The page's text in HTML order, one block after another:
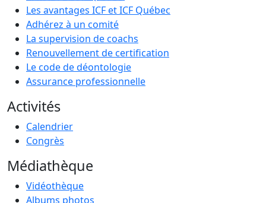
Les avantages ICF et ICF Québec
Adhérez à un comité
La supervision de coachs
Renouvellement de certification
Le code de déontologie
Assurance professionnelle
Activités
Calendrier
Congrès
Médiathèque
Vidéothèque
Albums photos